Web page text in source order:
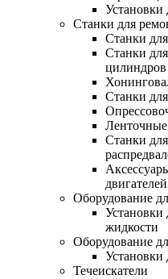
Станки для
Станки
Станки
цилиндров
Станки
Станки
двигателей
Оборудование
жидкости
Оборудование
Течеискатели